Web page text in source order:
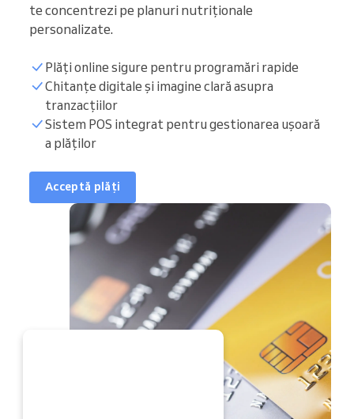
te concentrezi pe planuri nutriționale
personalizate.
Plăți online sigure pentru programări rapide
Chitanțe digitale și imagine clară asupra
tranzacțiilor
Sistem POS integrat pentru gestionarea ușoară
a plăților
Acceptă plăți